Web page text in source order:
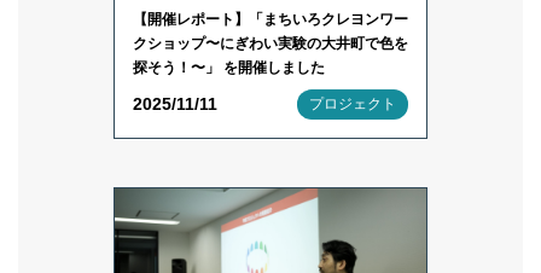
【開催レポート】「まちいろクレヨンワー
クショップ〜にぎわい実験の大井町で色を
探そう！〜」 を開催しました
2025/11/11 プロジェクト